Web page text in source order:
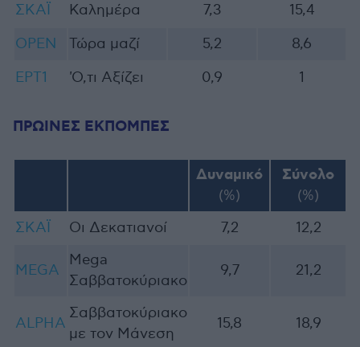
ΣΚΑΪ
Καλημέρα 7,3
15,4
OPEN
Τώρα μαζί 5,2
8,6
ΕΡΤ1
'O,τι Αξίζει 0,9 1
ΠΡΩΙΝΕΣ ΕΚΠΟΜΠΕΣ
Δυναμικό
(%)
Σύνολο
(%)
ΣΚΑΪ
Οι Δεκατιανοί 7,2 12,2
MEGA
Mega
Σαββατοκύριακο
9,7 21,2
ALPHA
Σαββατοκύριακο
με τον Μάνεση
15,8 18,9